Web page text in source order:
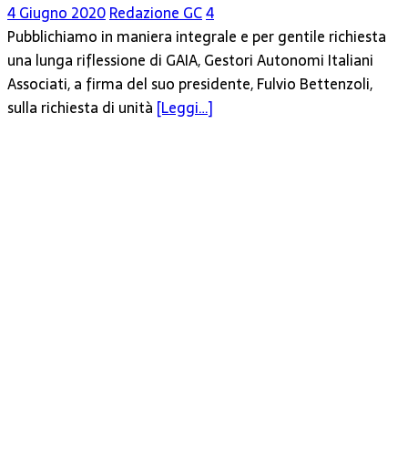
4 Giugno 2020Redazione GC4
Pubblichiamo in maniera integrale e per gentile richiesta
una lunga riflessione di GAIA, Gestori Autonomi Italiani
Associati, a firma del suo presidente, Fulvio Bettenzoli,
sulla richiesta di unità [Leggi…]